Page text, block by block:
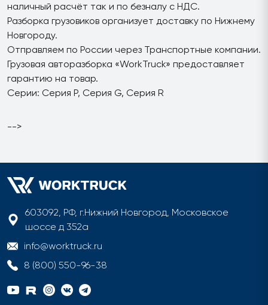
наличный расчёт так и по безналу с НДС.
Разборка грузовиков организует доставку по Нижнему
Новгороду.
Отправляем по России через Транспортные компании.
Грузовая авторазборка «WorkTruck» предоставляет
гарантию на товар.
Серии: Серия P, Серия G, Серия R
-->
603092, РФ, г.Нижний Новгород, Московское
шоссе д 352а
info@worktruck.ru
8 (800) 550-96-38